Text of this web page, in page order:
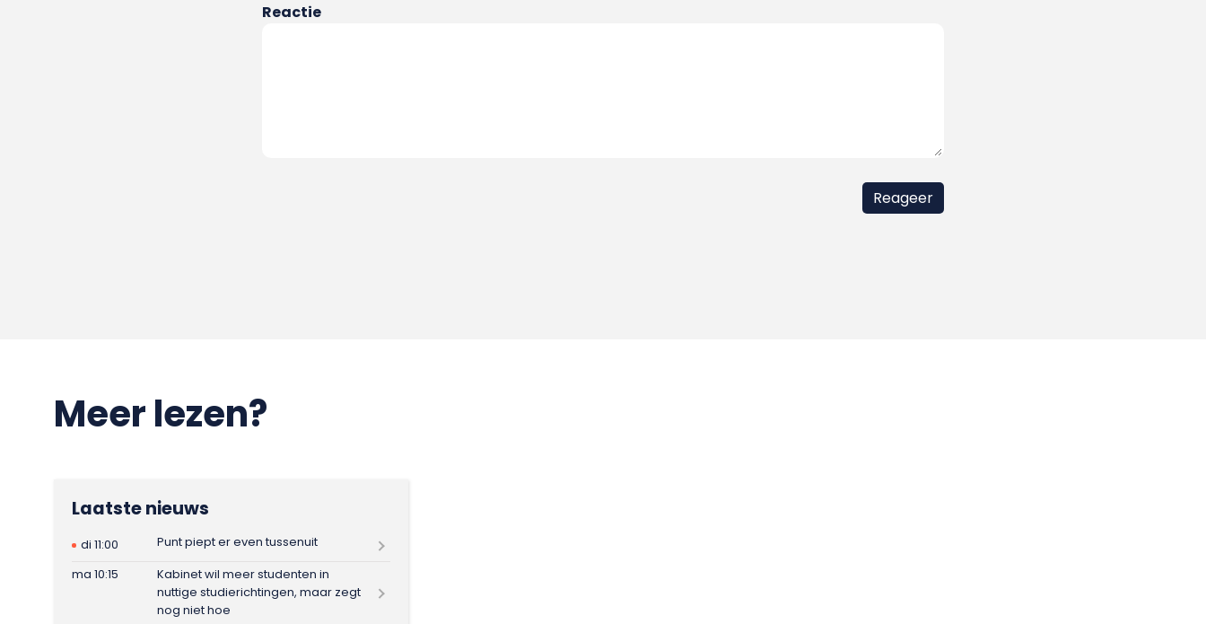
Reactie
Meer lezen?
Laatste nieuws
di 11:00
Punt piept er even tussenuit
ma 10:15
Kabinet wil meer studenten in
nuttige studierichtingen, maar zegt
nog niet hoe